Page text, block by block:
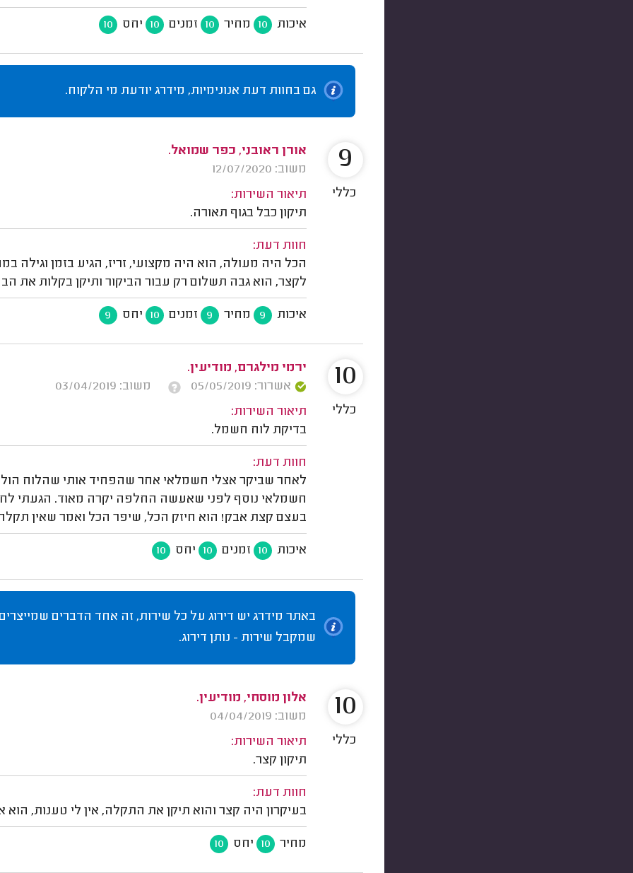
איכות 10 מחיר 10 זמנים 10 יחס 10
גם בחוות דעת אנונימיות, מידרג יודעת מי הלקוח.
אורן ראובני, כפר שמואל.
משוב: 12/07/2020
תיאור השירות:
תיקון כבל בגוף תאורה.
חוות דעת:
הכל היה מעולה, הוא היה מקצועי, זריז, הגיע בזמן
לקצר, הוא גבה תשלום רק עבור הביקור ותיקן בקלות את
איכות 9 מחיר 9 זמנים 10 יחס 9
9
כללי
ירמי מילגרם, מודיעין.
אשרור: 05/05/2019
משוב: 03/04/2019
תיאור השירות:
בדיקת לוח חשמל.
חוות דעת:
לאחר שביקר אצלי חשמלאי אחר שהפחיד אותי שהלוח
חשמלאי נוסף לפני שאעשה החלפה יקרה מאוד. הגעתי
בעצם קצת אבק! הוא חיזק הכל, שיפר הכל ואמר שאין
איכות 10 זמנים 10 יחס 10
10
כללי
באתר מידרג יש דירוג על כל שירות, זה אחד הדברים
שמקבל שירות - נותן דירוג.
אלון מוסחי, מודיעין.
משוב: 04/04/2019
תיאור השירות:
תיקון קצר.
חוות דעת:
בעיקרון היה קצר והוא תיקן את התקלה, אין לי טענות,
מחיר 10 יחס 10
10
כללי